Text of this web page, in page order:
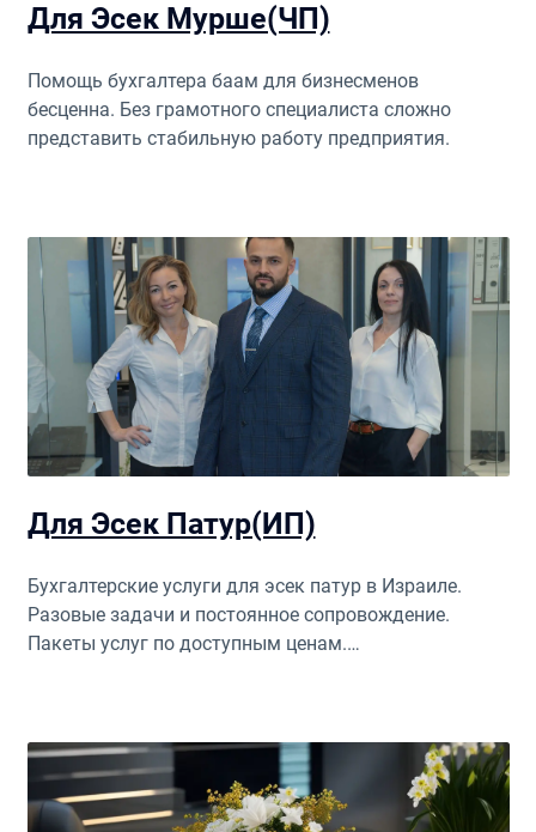
Для Эсек Мурше(ЧП)
Помощь бухгалтера баам для бизнесменов
бесценна. Без грамотного специалиста сложно
представить стабильную работу предприятия.
Для Эсек Патур(ИП)
Бухгалтерские услуги для эсек патур в Израиле.
Разовые задачи и постоянное сопровождение.
Пакеты услуг по доступным ценам.